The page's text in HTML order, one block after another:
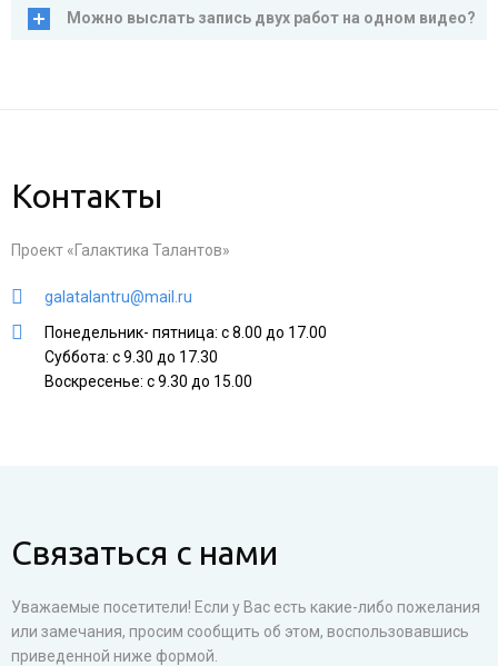
Можно выслать запись двух работ на одном видео?
Контакты
Проект «Галактика Талантов»
galatalantru@mail.ru
Понедельник- пятница: с 8.00 до 17.00
Суббота: с 9.30 до 17.30
Воскресенье: с 9.30 до 15.00
Связаться с нами
Уважаемые посетители! Если у Вас есть какие-либо пожелания
или замечания, просим сообщить об этом, воспользовавшись
приведенной ниже формой.